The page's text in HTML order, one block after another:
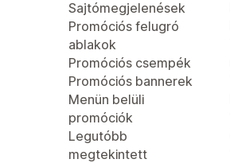
Sajtómegjelenések
Promóciós felugró
ablakok
Promóciós csempék
Promóciós bannerek
Menün belüli
promóciók
Legutóbb
megtekintett